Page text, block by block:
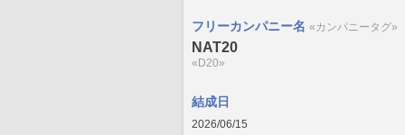
フリーカンパニー名 «カンパニータグ»
NAT20
«D20»
結成日
2026/06/15